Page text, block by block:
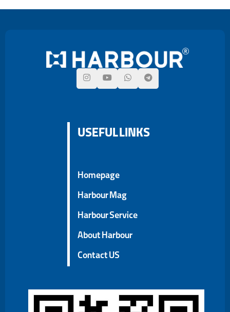
USEFUL LINKS
Homepage
Harbour Mag
Harbour Service
About Harbour
Contact US